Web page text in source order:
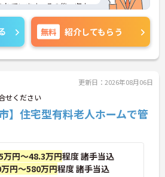
ています。その後、収支
ネジメント業務へ移行する
キャリアアップできるの
動など幅広い業務に挑戦
くりを目指せます。
日！プライベートも充実
終了するため、ご家族との
かり確保できます。さら
て「リフレッシュ休暇」
休日はたっぷり119日。無
ムが整っており、仕事と
つけて働きたい方にぴっ
無料 紹介してもらう
更新日：2026年08月06日
せください
】住宅型有料老人ホームで管
万円～48.3万円程度 諸手当込
円～580万円程度 諸手当込